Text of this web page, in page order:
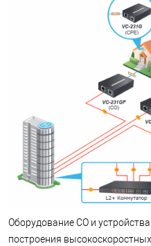
Оборудование CO и
построения высокоскоростных